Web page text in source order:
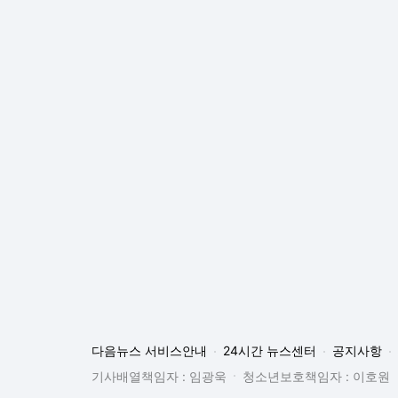
다음뉴스 서비스안내 24시간 뉴스센터 공지사항
기사배열책임자 : 임광욱
청소년보호책임자 : 이호원